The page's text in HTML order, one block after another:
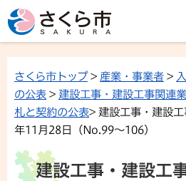
さくら市トップ> 産業・事業者 >
の公表 > 建設工事・建設工事関連
札と契約の公表> 建設工事・建設
年11月28日（No.99～106）
建設工事・建設工